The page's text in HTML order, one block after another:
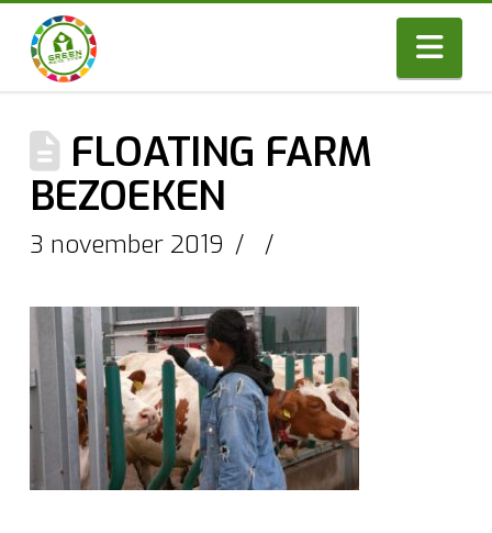
FLOATING FARM
BEZOEKEN
3 november 2019